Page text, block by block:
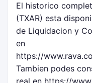
El historico
(TXAR) esta
de Liquidacion y
en
https://
Tambien podes
real en https://